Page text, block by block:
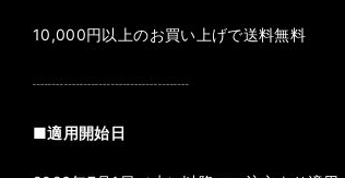
10,000円以上のお買い上げで送料無料
┈┈┈┈┈┈┈┈┈┈
■適用開始日